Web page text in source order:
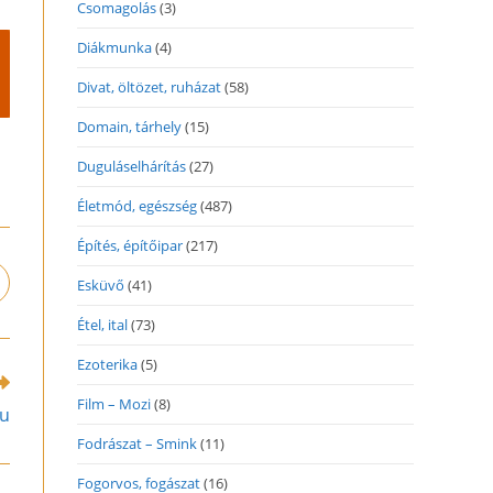
Csomagolás(3)
Diákmunka(4)
Divat, öltözet, ruházat(58)
Domain, tárhely(15)
Duguláselhárítás(27)
Életmód, egészség(487)
Építés, építőipar(217)
Esküvő (41)
Étel, ital(73)
Ezoterika(5)
Film – Mozi(8)
Fodrászat – Smink(11)
Fogorvos, fogászat(16)